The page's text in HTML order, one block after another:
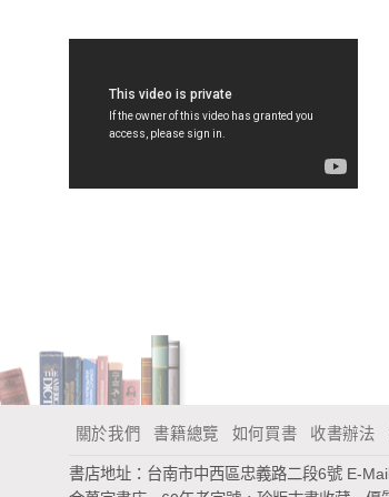
北歐魅力I.C.E.：冰國淬煉的生
活競爭力
關於我們 書籍總覽 如何買書 收書辦法
書店地址：台南市中西區忠義路二段6號 E-